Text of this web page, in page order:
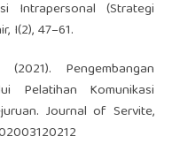
Intrapersonal (Strategi
I(2), 47–61.
Pengembangan
Pelatihan Komunikasi
Journal of Servite,